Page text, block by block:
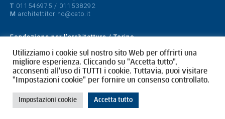
T 011546975 / 011538292
M architettitorino@oato.it
Fondazione per l'architettura / Torino
Designed by quattrolinee.it
Cookie Policy
Privacy Policy
Utilizziamo i cookie sul nostro sito Web per offrirti una
migliore esperienza. Cliccando su "Accetta tutto",
acconsenti all'uso di TUTTI i cookie. Tuttavia, puoi visitare
"Impostazioni cookie" per fornire un consenso controllato.
Impostazioni cookie Accetta tutto